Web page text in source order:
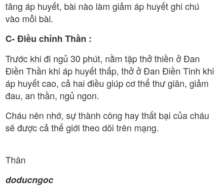
tăng áp huyết, bài nào làm giảm áp huyết ghi chú
vào mỗi bài.
C- Điều chỉnh Thần :
Trước khi đi ngủ 30 phút, nằm tập thở thiền ở Đan
Điền Thần khi áp huyết thấp, thở ở Đan Điền Tinh khi
áp huyết cao, cả hai điều giúp cơ thể thư giãn, giảm
đau, an thần, ngủ ngon.
Cháu nên nhớ, sự thành công hay thất bại của cháu
sẽ được cả thế giới theo dõi trên mạng.
Thân
doducngoc